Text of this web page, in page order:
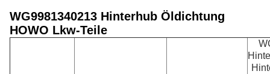
WG9981340213 Hinterhub Öldichtung
HOWO Lkw-Teile